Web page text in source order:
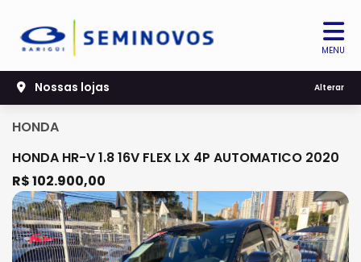
MENU
Nossas lojas Alterar
HONDA
HONDA HR-V 1.8 16V FLEX LX 4P AUTOMATICO 2020
R$ 102.900,00